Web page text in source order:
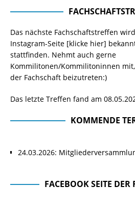
Das nächste Fachschaftstreffen
Instagram-Seite [klicke hier]
stattfinden. Nehmt auch gerne
Kommilitonen/Kommilitoninnen
der Fachschaft beizutreten:)
Das letzte Treffen fand am
KOMMENDE
24.03.2026:
FACEBOOK SEITE DER